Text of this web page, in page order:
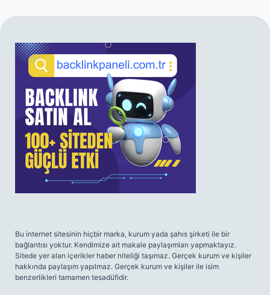
SIDEBAR
Bu internet sitesinin hiçbir marka, kurum yada şahıs şirketi ile bir
bağlantısı yoktur. Kendimize ait makale paylaşımları yapmaktayız.
Sitede yer alan içerikler haber niteliği taşımaz. Gerçek kurum ve kişiler
hakkında paylaşım yapılmaz. Gerçek kurum ve kişiler ile isim
benzerlikleri tamamen tesadüfidir.